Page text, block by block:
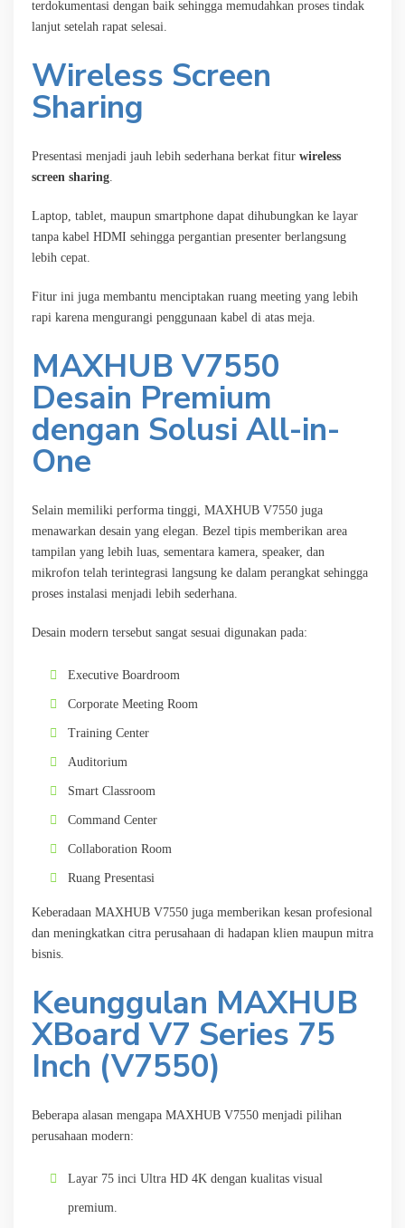
terdokumentasi dengan baik sehingga memudahkan proses tindak
lanjut setelah rapat selesai.
Wireless Screen
Sharing
Presentasi menjadi jauh lebih sederhana berkat fitur wireless
screen sharing
Laptop, tablet, maupun smartphone dapat dihubungkan ke layar
tanpa kabel HDMI sehingga pergantian presenter berlangsung
lebih cepat.
Fitur ini juga membantu menciptakan ruang meeting yang lebih
rapi karena mengurangi penggunaan kabel di atas meja.
MAXHUB V7550
Desain Premium
dengan Solusi All-in-
One
Selain memiliki performa tinggi, MAXHUB V7550 juga
menawarkan desain yang elegan. Bezel tipis memberikan area
tampilan yang lebih luas, sementara kamera, speaker, dan
mikrofon telah terintegrasi langsung ke dalam perangkat sehingga
proses instalasi menjadi lebih sederhana.
Desain modern tersebut sangat sesuai digunakan pada:
Executive Boardroom
Corporate Meeting Room
Training Center
Auditorium
Smart Classroom
Command Center
Collaboration Room
Ruang Presentasi
Keberadaan MAXHUB V7550 juga memberikan kesan profesional
dan meningkatkan citra perusahaan di hadapan klien maupun mitra
bisnis.
Keunggulan MAXHUB
XBoard V7 Series 75
Inch (V7550)
Beberapa alasan mengapa MAXHUB V7550 menjadi pilihan
perusahaan modern:
Layar 75 inci Ultra HD 4K dengan kualitas visual
premium.